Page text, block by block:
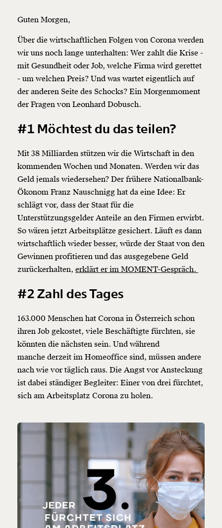
Guten Morgen,
Über die wirtschaftlichen Folgen von Corona werden
wir uns noch lange unterhalten: Wer zahlt die Krise -
mit Gesundheit oder Job, welche Firma wird gerettet
- um welchen Preis? Und was wartet eigentlich auf
der anderen Seite des Schocks? Ein Morgenmoment
der Fragen von Leonhard Dobusch.
#1 Möchtest du das teilen?
Mit 38 Milliarden stützen wir die Wirtschaft in den
kommenden Wochen und Monaten. Werden wir das
Geld jemals wiedersehen? Der frühere Nationalbank-
Ökonom Franz Nauschnigg hat da eine Idee: Er
schlägt vor, dass der Staat für die
Unterstützungsgelder Anteile an den Firmen erwirbt.
So wären jetzt Arbeitsplätze gesichert. Läuft es dann
wirtschaftlich wieder besser, würde der Staat von den
Gewinnen profitieren und das ausgegebene Geld
zurückerhalten, erklärt er im MOMENT-Gespräch.
#2 Zahl des Tages
163.000 Menschen hat Corona in Österreich schon
ihren Job gekostet, viele Beschäftigte fürchten, sie
könnten die nächsten sein. Und während
manche derzeit im Homeoffice sind, müssen andere
nach wie vor täglich raus. Die Angst vor Ansteckung
ist dabei ständiger Begleiter: Einer von drei fürchtet,
sich am Arbeitsplatz Corona zu holen.